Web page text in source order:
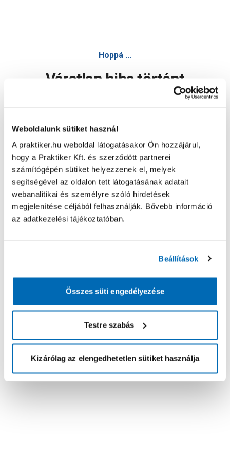
Weboldalunk sütiket használ
A praktiker.hu weboldal látogatásakor Ön hozzájárul,
hogy a Praktiker Kft. és szerződött partnerei
számítógépén sütiket helyezzenek el, melyek
segítségével az oldalon tett látogatásának adatait
webanalitikai és személyre szóló hirdetések
megjelenítése céljából felhasználják. Bővebb információ
az adatkezelési tájékoztatóban.
Beállítások
Összes süti engedélyezése
Testre szabás
Kizárólag az elengedhetetlen sütiket használja
Hoppá ...
Váratlan hiba történt
Oldal újratöltése